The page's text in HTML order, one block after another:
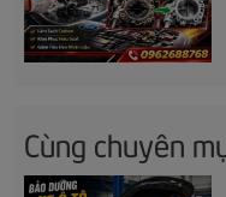
Cùng chuyên